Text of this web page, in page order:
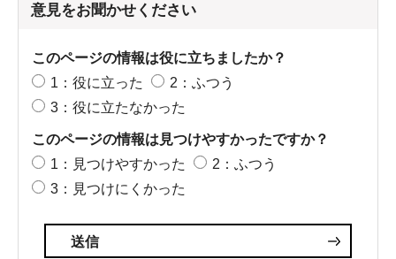
意見をお聞かせください
このページの情報は役に立ちましたか？
1：役に立った
2：ふつう
3：役に立たなかった
このページの情報は見つけやすかったですか？
1：見つけやすかった
2：ふつう
3：見つけにくかった